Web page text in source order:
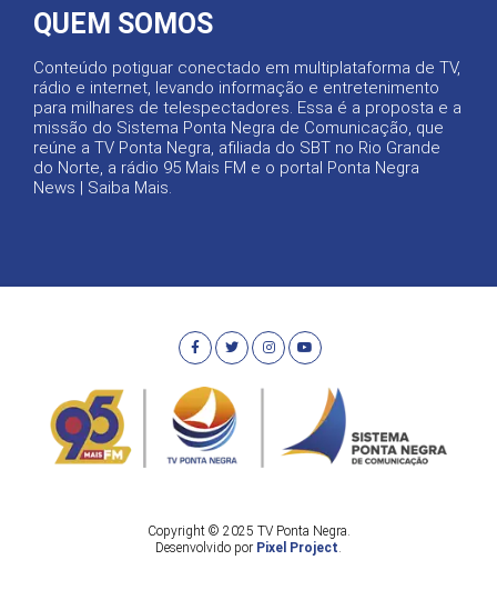
QUEM SOMOS
Conteúdo potiguar conectado em multiplataforma de TV,
rádio e internet, levando informação e entretenimento
para milhares de telespectadores. Essa é a proposta e a
missão do Sistema Ponta Negra de Comunicação, que
reúne a TV Ponta Negra, afiliada do SBT no Rio Grande
do Norte, a rádio 95 Mais FM e o portal Ponta Negra
News | Saiba Mais.
Copyright © 2025 TV Ponta Negra.
Desenvolvido por Pixel Project.